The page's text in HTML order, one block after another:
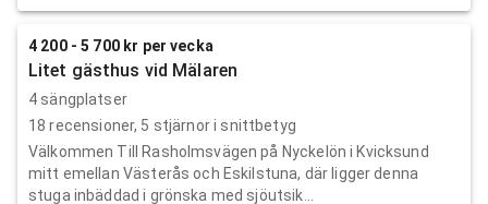
4 200 - 5 700 kr per vecka
Litet gästhus vid Mälaren
4 sängplatser
18 recensioner, 5 stjärnor i snittbetyg
Välkommen Till Rasholmsvägen på Nyckelön i Kvicksund
mitt emellan Västerås och Eskilstuna, där ligger denna
stuga inbäddad i grönska med sjöutsik...